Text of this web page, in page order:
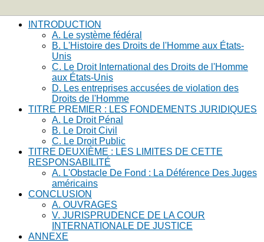
INTRODUCTION
A. Le système fédéral
B. L'Histoire des Droits de l'Homme aux États-
Unis
C. Le Droit International des Droits de l'Homme
aux États-Unis
D. Les entreprises accusées de violation des
Droits de l'Homme
TITRE PREMIER : LES FONDEMENTS JURIDIQUES
A. Le Droit Pénal
B. Le Droit Civil
C. Le Droit Public
TITRE DEUXIÈME : LES LIMITES DE CETTE
RESPONSABILITÉ
A. L'Obstacle De Fond : La Déférence Des Juges
américains
CONCLUSION
A. OUVRAGES
V. JURISPRUDENCE DE LA COUR
INTERNATIONALE DE JUSTICE
ANNEXE